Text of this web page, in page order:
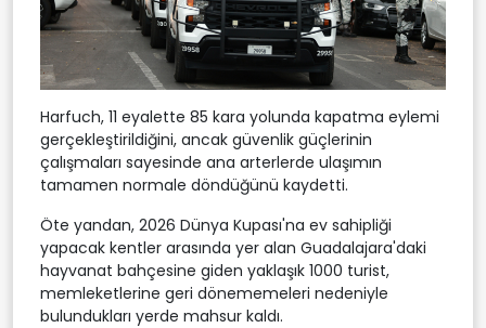
Harfuch, 11 eyalette 85 kara yolunda kapatma eylemi
gerçekleştirildiğini, ancak güvenlik güçlerinin
çalışmaları sayesinde ana arterlerde ulaşımın
tamamen normale döndüğünü kaydetti.
Öte yandan, 2026 Dünya Kupası'na ev sahipliği
yapacak kentler arasında yer alan Guadalajara'daki
hayvanat bahçesine giden yaklaşık 1000 turist,
memleketlerine geri dönememeleri nedeniyle
bulundukları yerde mahsur kaldı.